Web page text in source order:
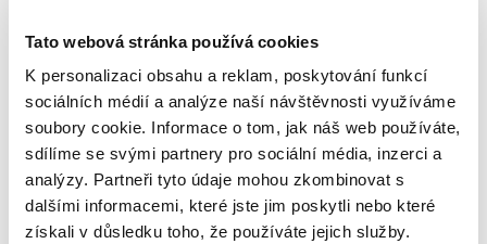
Tato webová stránka používá cookies
K personalizaci obsahu a reklam, poskytování funkcí
sociálních médií a analýze naší návštěvnosti využíváme
soubory cookie. Informace o tom, jak náš web používáte,
sdílíme se svými partnery pro sociální média, inzerci a
analýzy. Partneři tyto údaje mohou zkombinovat s
dalšími informacemi, které jste jim poskytli nebo které
získali v důsledku toho, že používáte jejich služby.